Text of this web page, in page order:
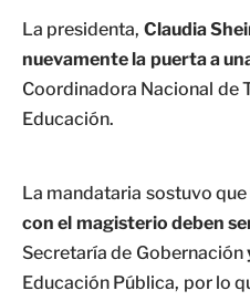
La presidenta, Claudia
nuevamente la puerta a
Coordinadora Nacional de
Educación.
La mandataria sostuvo que
con el magisterio deben
Secretaría de Gobernación
Educación Pública, por lo